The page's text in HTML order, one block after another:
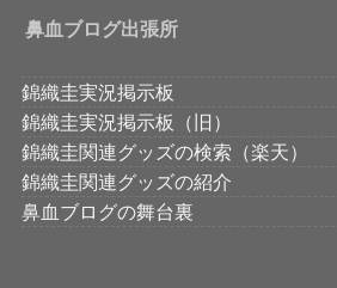
鼻血ブログ出張所
錦織圭実況掲示板
錦織圭実況掲示板（旧）
錦織圭関連グッズの検索（楽天）
錦織圭関連グッズの紹介
鼻血ブログの舞台裏